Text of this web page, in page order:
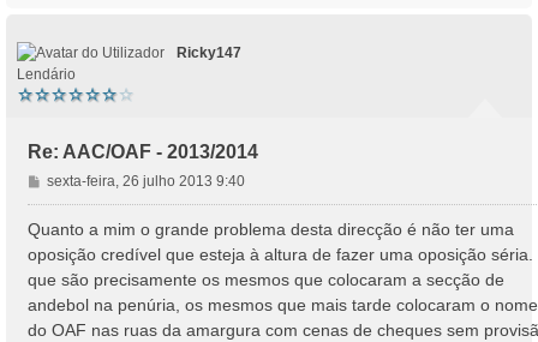
Ricky147
Lendário
Re: AAC/OAF - 2013/2014
M
e
n
g
e
m
sexta-feira, 26 julho 2013 9:40
Quanto a mim o grande problema desta direcção é não ter uma
oposição credível que esteja à altura de fazer uma oposição séria.
que são precisamente os mesmos que colocaram a secção de
andebol na penúria, os mesmos que mais tarde colocaram o nome
do OAF nas ruas da amargura com cenas de cheques sem